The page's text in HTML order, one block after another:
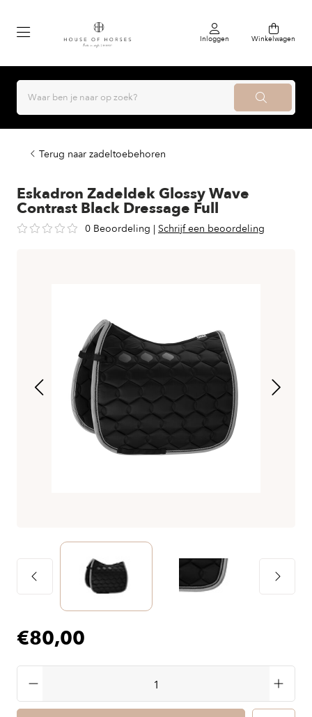
Inloggen Winkelwagen
Terug naar zadeltoebehoren
Eskadron Zadeldek Glossy Wave
Contrast Black Dressage Full
0 Beoordeling | Schrijf een beoordeling
€80,00